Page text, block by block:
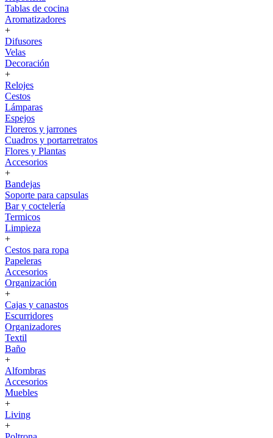
Tablas de cocina
Aromatizadores
+
Difusores
Velas
Decoración
+
Relojes
Cestos
Lámparas
Espejos
Floreros y jarrones
Cuadros y portarretratos
Flores y Plantas
Accesorios
+
Bandejas
Soporte para capsulas
Bar y coctelería
Termicos
Limpieza
+
Cestos para ropa
Papeleras
Accesorios
Organización
+
Cajas y canastos
Escurridores
Organizadores
Textil
Baño
+
Alfombras
Accesorios
Muebles
+
Living
+